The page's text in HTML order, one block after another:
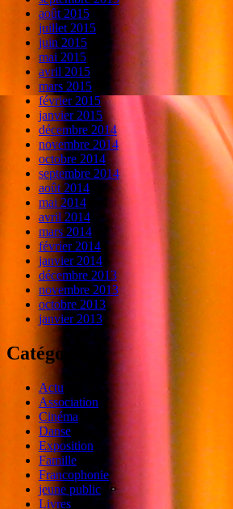
août 2015
juillet 2015
juin 2015
mai 2015
avril 2015
mars 2015
février 2015
janvier 2015
décembre 2014
novembre 2014
octobre 2014
septembre 2014
août 2014
mai 2014
avril 2014
mars 2014
février 2014
janvier 2014
décembre 2013
novembre 2013
octobre 2013
janvier 2013
Catégories
Actu
Association
Cinéma
Danse
Exposition
Famille
Francophonie
jeune public
Livres